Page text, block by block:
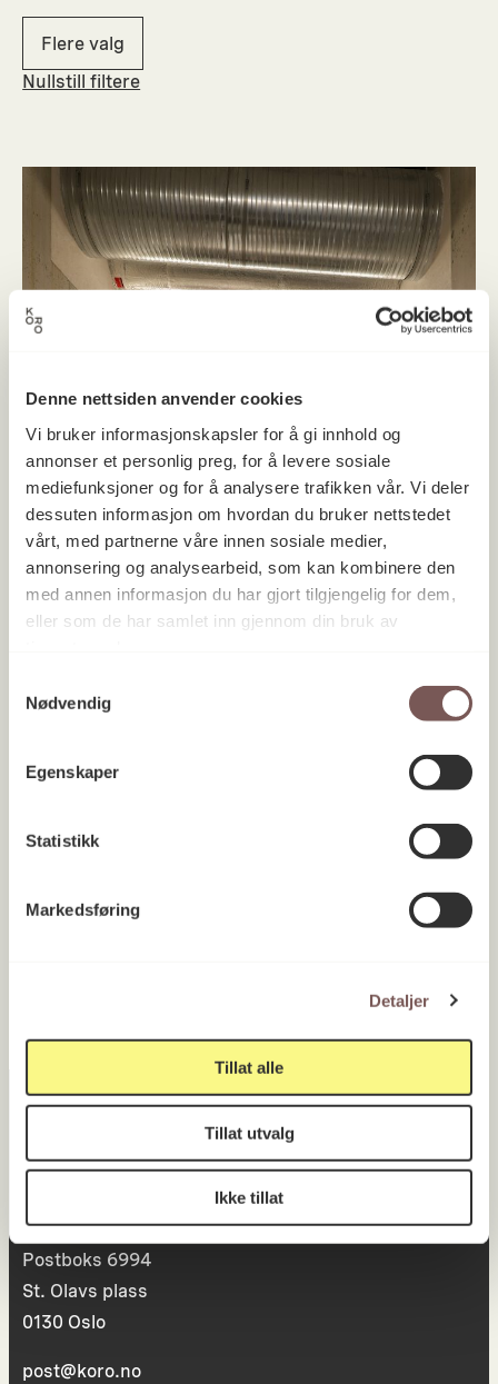
Denne nettsiden anvender cookies
Vi bruker informasjonskapsler for å gi innhold og
annonser et personlig preg, for å levere sosiale
mediefunksjoner og for å analysere trafikken vår. Vi deler
dessuten informasjon om hvordan du bruker nettstedet
vårt, med partnerne våre innen sosiale medier,
annonsering og analysearbeid, som kan kombinere den
med annen informasjon du har gjort tilgjengelig for dem,
eller som de har samlet inn gjennom din bruk av
Nødvendig
Egenskaper
Statistikk
Markedsføring
Detaljer
Tillat alle
Tillat utvalg
Ikke tillat
Flere valg
Nullstill filtere
for kunst, musikk og design
Postadresse
Postboks 6994
St. Olavs plass
0130 Oslo
post@koro.no